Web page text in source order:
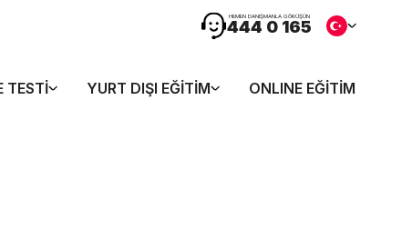
HEMEN DANIŞMANLA GÖRÜŞÜN
444 0 165
TESTI YURT DIŞI EĞITIM ONLINE EĞITIM